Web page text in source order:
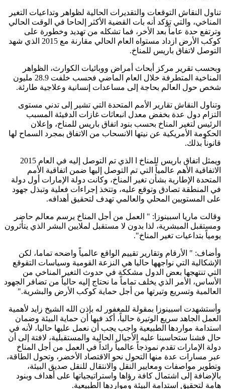
تناول النقاش التوقعات والتقديرات الحالية لظواهر وتداعيات التغير
المناخي، والتي تؤكد أنه بات القضية الأكثر إلحاحا في الوقت الحالي
وترتفع حدة عاماً بعد الأخر، فما تشكله من تهديد وخطورة على
كوكب الأرض ازداد مستواه العام الحالي مقارنة مع 2015 الذي شهد
التوصل لاتفاق باريس للمناخ.
وبحسب تقرير مركز أبحاث أمراض ووبائيات الكوارث، الظواهر
المناخية المتطرفة خلال العام الماضي فحسب خلفت 28.9 مليون
شخص حول العالم بحاجة إلى مساعدات إنسانية وعلاجية طارئة.
وتناول النقاش تقارير الأمم المتحدة التي تشير إلى تدني مستوى
التزام دول عدة بخفض معدل انبعاثات غازات الدفيئة المسبب
الرئيس لتغير المناخ بحسب بنود اتفاق باريس للمناخ، وإعلان
الحكومة الأمريكية عن نيتها الانسحاب من الاتفاق بمجرد السماح لها
قانوناً بذلك.
ويمثل اتفاق باريس للمناخ ا الذي تم التوصل إليه في العام 2015
الاتفاقية الأهم عالمياً التي تم التوصل إليها ضمن اتفاقية الأمم
المتحدة الإطارية بشأن تغير المناخ، وكانت دولة الإمارات أول دولة
في المنطقة تصادق وتوقع عليه، وتتخذ إجراءات فعلية وتبذل جهود
على المستويين المحلي والعالمي تهدف لتحقيق أهدافه.
وقالت ماريا اسبينوزا: " العمل من أجل المناخ يرسم معالم حاضر
ومستقبل المبشرية، لذا بدون لا مستقبل لملايين البشر الذي يتأثرون
يومياً بتداعيات تغير المناخ".
وأضاف: " الأرقام وتقارير تقييم الواقع عالمياً واضحه تماما، لكن
الإشكالية التي نواجهها حاليا هي النزعة القومية وسياسات التقوقع
التي تنتهجها بعض الدول مشككة في حدوث التغير المناخي من
الأساس، الأمر الذي يخلف تماماً ما نحتاج إليه حالياً من تضافر الجهود
العالمية وتسريع وتيرتها من أجل حماية كوكب الأرض والبشرية."
وأستشهدت اسبينوزا بمقولة للمغفور له بإذن الله الشيخ زايد لأهمية
العمل الجاهد سريع الوتيرة حالياً، أكد فيها أن حماية البيئة وضمان
استدامة مواردها الطبيعية واجب يجب أن نعمل عليها حاليا، لأنه في
حال فشنا ستحاسبنا عليه الأجيال الحالية والمستقبلية، لافتة إلى أن
دولة الإمارات تقدم نموذجاً عالمياً رائداً في العمل من أجل المناخ
عبر مسارات عدة منها التحول نحو الاقتصاد الأخضر، وتحول الطاقة،
وتطوير مواصفات ومعايير النقل والانتقال للنقل صديق البيئة،
بالإضافة إلى اشتمال كافة رؤاها واستراتيجياتها على أهداف وبنود
هامة لتحقيق استدامة البيئة ومواردها الطبيعية.